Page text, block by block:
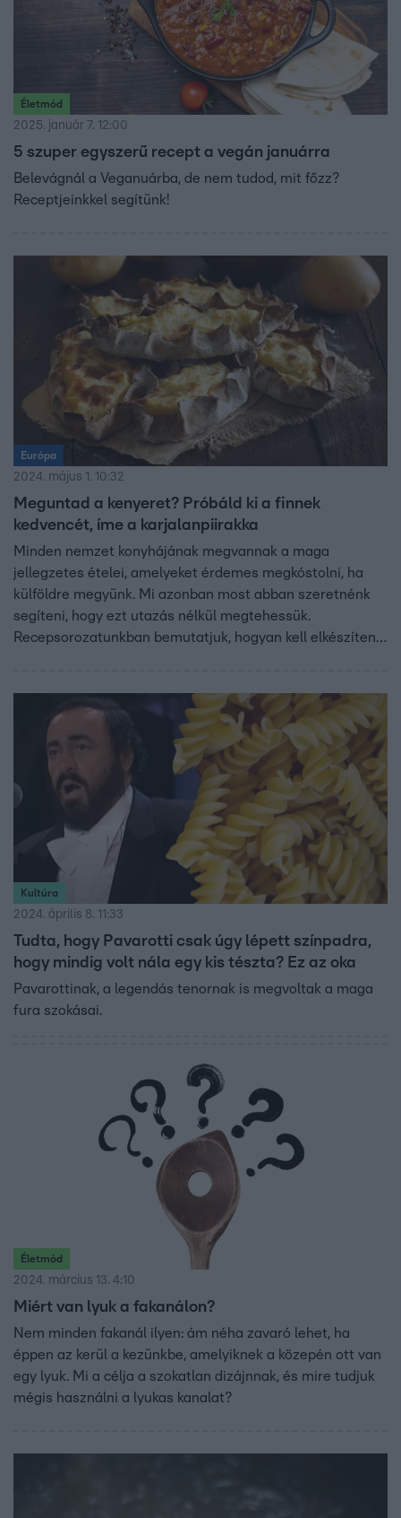
Életmód
2025. január 7. 12:00
5 szuper egyszerű recept a vegán januárra
Belevágnál a Veganuárba, de nem tudod, mit főzz?
Receptjeinkkel segítünk!
Európa
2024. május 1. 10:32
Meguntad a kenyeret? Próbáld ki a finnek
kedvencét, íme a karjalanpiirakka
Minden nemzet konyhájának megvannak a maga
jellegzetes ételei, amelyeket érdemes megkóstolni, ha
külföldre megyünk. Mi azonban most abban szeretnénk
segíteni, hogy ezt utazás nélkül megtehessük.
Recepsorozatunkban bemutatjuk, hogyan kell elkészíteni
karjalanpiirakka, a rozsos tésztába töltött finomság.
Kultúra
2024. április 8. 11:33
Tudta, hogy Pavarotti csak úgy lépett színpadra,
hogy mindig volt nála egy kis tészta? Ez az oka
Pavarottinak, a legendás tenornak is megvoltak a maga
fura szokásai.
Életmód
2024. március 13. 4:10
Miért van lyuk a fakanálon?
Nem minden fakanál ilyen: ám néha zavaró lehet, ha
éppen az kerül a kezünkbe, amelyiknek a közepén ott van
egy lyuk. Mi a célja a szokatlan dizájnnak, és mire tudjuk
mégis használni a lyukas kanalat?